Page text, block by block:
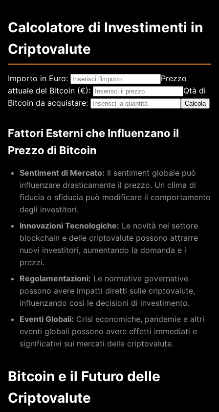
Calcolatore di Investimenti in
Criptovalute
Importo in Euro:
Prezzo
attuale del Bitcoin (€):
Qtà di
Bitcoin da acquistare:
Calcola
Fattori Esterni che Influenzano il
Prezzo di Bitcoin
Sentiment di Mercato: Il sentiment globale può
influenzare drasticamente il prezzo. Un clima di
fiducia o sfiducia può modificare il comportamento
degli investitori.
Innovazioni Tecnologiche: Le novità nel settore
blockchain e delle criptovalute possono attrarre
nuovi investitori, aumentando la domanda e i
prezzi.
Regolamentazioni: Le normative governative
possono avere impatti diretti sulle criptovalute,
influenzando così le decisioni di investimento.
Eventi Globali: Crisi economiche, pandemie e altri
eventi globali possono avere effetti immediati e
significativi sui mercati delle criptovalute.
Bitcoin e il Futuro delle
Criptovalute